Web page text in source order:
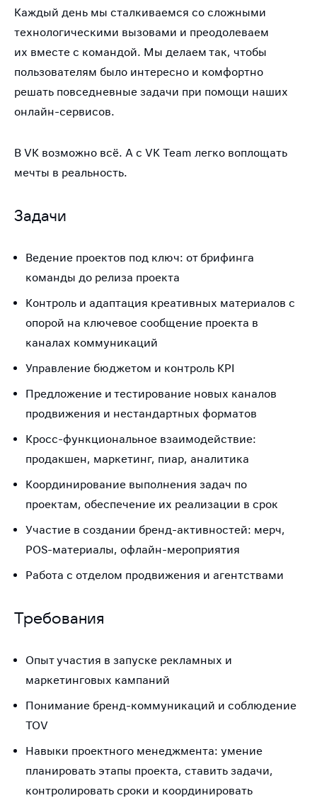
Каждый день мы сталкиваемся со сложными
технологическими вызовами и преодолеваем
их вместе с командой. Мы делаем так, чтобы
пользователям было интересно и комфортно
решать повседневные задачи при помощи наших
онлайн-сервисов.
В VK возможно всё. А с VK Team легко воплощать
мечты в реальность.
Задачи
Ведение проектов под ключ: от брифинга
команды до релиза проекта
Контроль и адаптация креативных материалов с
опорой на ключевое сообщение проекта в
каналах коммуникаций
Управление бюджетом и контроль KPI
Предложение и тестирование новых каналов
продвижения и нестандартных форматов
Кросс-функциональное взаимодействие:
продакшен, маркетинг, пиар, аналитика
Координирование выполнения задач по
проектам, обеспечение их реализации в срок
Участие в создании бренд-активностей: мерч,
POS-материалы, офлайн-мероприятия
Работа с отделом продвижения и агентствами
Требования
Опыт участия в запуске рекламных и
маркетинговых кампаний
Понимание бренд-коммуникаций и соблюдение
TOV
Навыки проектного менеджмента: умение
планировать этапы проекта, ставить задачи,
контролировать сроки и координировать